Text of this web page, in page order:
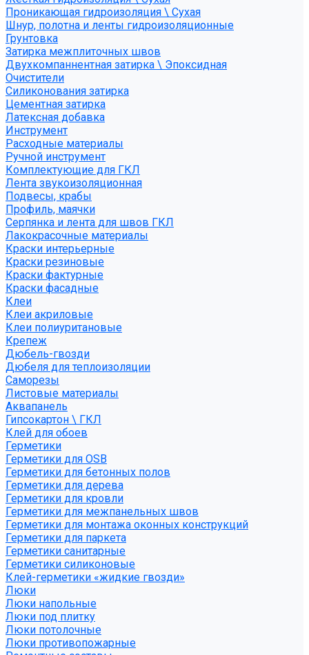
Проникающая гидроизоляция \ Сухая
Шнур, полотна и ленты гидроизоляционные
Грунтовка
Затирка межплиточных швов
Двухкомпаннентная затирка \ Эпоксидная
Очистители
Силиконования затирка
Цементная затирка
Латексная добавка
Инструмент
Расходные материалы
Ручной инструмент
Комплектующие для ГКЛ
Лента звукоизоляционная
Подвесы, крабы
Профиль, маячки
Серпянка и лента для швов ГКЛ
Лакокрасочные материалы
Краски интерьерные
Краски резиновые
Краски фактурные
Краски фасадные
Клеи
Клеи акриловые
Клеи полиуритановые
Крепеж
Дюбель-гвозди
Дюбеля для теплоизоляции
Саморезы
Листовые материалы
Аквапанель
Гипсокартон \ ГКЛ
Клей для обоев
Герметики
Герметики для OSB
Герметики для бетонных полов
Герметики для дерева
Герметики для кровли
Герметики для межпанельных швов
Герметики для монтажа оконных конструкций
Герметики для паркета
Герметики санитарные
Герметики силиконовые
Клей-герметики «жидкие гвозди»
Люки
Люки напольные
Люки под плитку
Люки потолочные
Люки противопожарные